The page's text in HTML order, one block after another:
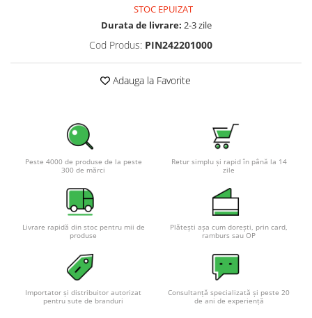
STOC EPUIZAT
Durata de livrare: 2-3 zile
Cod Produs: PIN242201000
Adauga la Favorite
Peste 4000 de produse de la peste
300 de mărci
Retur simplu și rapid în până la 14
zile
Livrare rapidă din stoc pentru mii de
produse
Plătești așa cum dorești, prin card,
ramburs sau OP
Importator și distribuitor autorizat
pentru sute de branduri
Consultanță specializată și peste 20
de ani de experiență